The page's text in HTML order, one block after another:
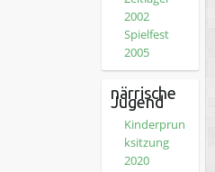
2002
Spielfest
2005
närrische
Jugend
Kinderprun
ksitzung
2020